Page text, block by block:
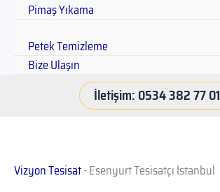
Pimaş Yıkama
Petek Temizleme
Bize Ulaşın
İletişim: 0534 382 77 01
Vizyon Tesisat-Esenyurt Tesisatçı İstanbul